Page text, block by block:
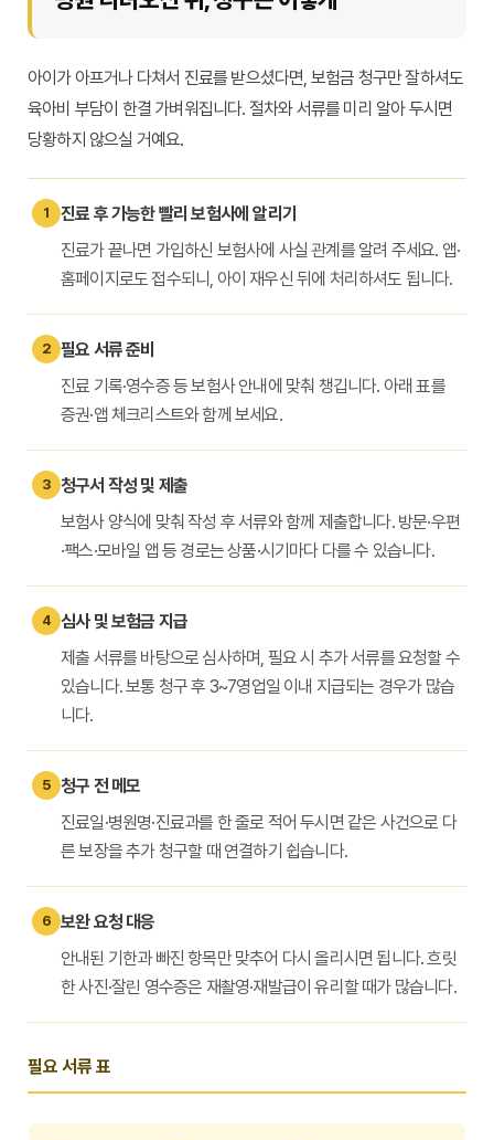
아이가 아프거나 다쳐서 진료를 받으셨다면, 보험금 청구만 잘하셔도
육아비 부담이 한결 가벼워집니다. 절차와 서류를 미리 알아 두시면
당황하지 않으실 거예요.
1
진료 후 가능한 빨리 보험사에 알리기
진료가 끝나면 가입하신 보험사에 사실 관계를 알려 주세요. 앱·
홈페이지로도 접수되니, 아이 재우신 뒤에 처리하셔도 됩니다.
2 필요 서류 준비
진료 기록·영수증 등 보험사 안내에 맞춰 챙깁니다. 아래 표를
증권·앱 체크리스트와 함께 보세요.
3 청구서 작성 및 제출
보험사 양식에 맞춰 작성 후 서류와 함께 제출합니다. 방문·우편
·팩스·모바일 앱 등 경로는 상품·시기마다 다를 수 있습니다.
4 심사 및 보험금 지급
제출 서류를 바탕으로 심사하며, 필요 시 추가 서류를 요청할 수
있습니다. 보통 청구 후 3~7영업일 이내 지급되는 경우가 많습
니다.
5
청구 전 메모
진료일·병원명·진료과를 한 줄로 적어 두시면 같은 사건으로 다
른 보장을 추가 청구할 때 연결하기 쉽습니다.
6 보완 요청 대응
안내된 기한과 빠진 항목만 맞추어 다시 올리시면 됩니다. 흐릿
한 사진·잘린 영수증은 재촬영·재발급이 유리할 때가 많습니다.
필요 서류 표